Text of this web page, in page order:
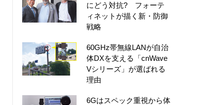
にどう対抗? フォーテ
ィネットが描く新・防御
戦略
60GHz帯無線LANが自治
体DXを支える「cnWave
Vシリーズ」が選ばれる
理由
6Gはスペック重視から体